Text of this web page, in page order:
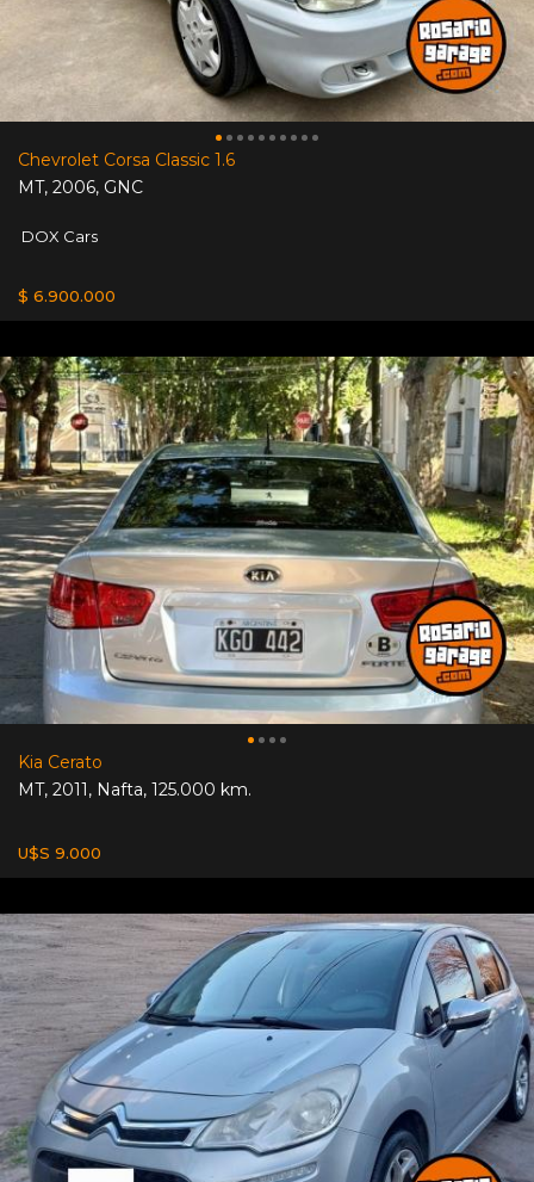
Chevrolet Corsa Classic 1.6
MT, 2006, GNC
DOX Cars
$ 6.900.000
Kia Cerato
MT, 2011, Nafta, 125.000 km.
U$S 9.000